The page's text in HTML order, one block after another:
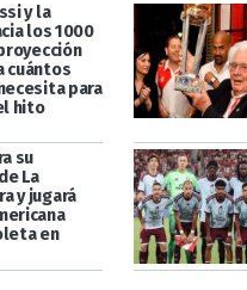
y la
los 1000
cuántos
para
hito
su
La
y jugará
en